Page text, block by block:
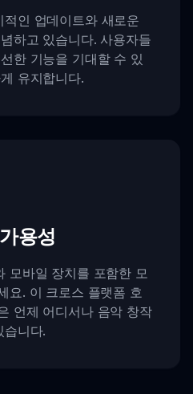
인 업데이트와 새로운
하고 있습니다. 사용자들
한 기능을 기대할 수 있
유지합니다.
용성
모바일 장치를 포함한 모
요. 이 크로스 플랫폼 호
언제 어디서나 음악 창작
습니다.